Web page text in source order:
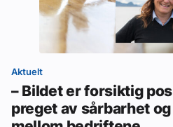
Aktuelt
– Bildet er forsiktig
preget av sårbarhet